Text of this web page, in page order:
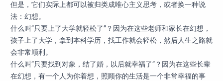
但是，它们实际上都可以被归类成唯心主义思考，或者换一种说
法：幻想。
什么叫“只要上了大学就轻松了”？因为在这些老师和家长在幻想，
孩子上了大学，拿到本科学历，找工作就会轻松，然后人生之路就
会非常顺利。
什么叫“只要找到对象，结了婚，以后就幸福了”？因为在这些长辈
在幻想，有一个人为你着想，照顾你的生活是一个非常幸福的事